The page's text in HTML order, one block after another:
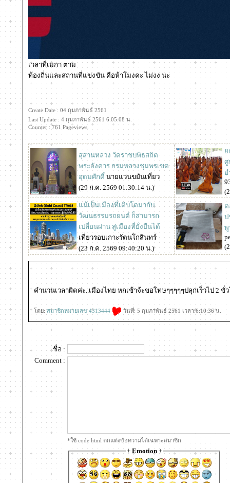
เวลาที่เมกา ตาม
ท้องถิ่นและสถานที่แข่งขัน คือห้าโมงคะ ไม่งง นะ
Create Date : 04 กุมภาพันธ์ 2561
Last Update : 4 กุมภาพันธ์ 2561 6:05:08 น.
Counter : 761 Pageviews.
สุสานหลวง วัดราชบพิธสถิต
พระอังคาร กรมหลวงชุมพรเขต
อุดมศักดิ์ นายแว่นขยันเที่ยว
(29 ก.ค. 2569 01:30:14 น.)
ศู
อ
ม้เป็นเมืองที่เติบโตมากับ
วัฒนธรรมรถยนต์ ก็สามารถ
เปลี่ยนผ่าน สู่เมืองที่ยั่งยืนได้
เที่ยวรอบเกาะรัตนโกสินทร์
(23 ก.ค. 2569 09:40:20 น.)
ป
พู
คำนวนเวลาผิดค่ะ..เมืองไทย หกเช้าจ้ะขอโทษๆๆๆๆๆปลุกเร็วไป 2
ดย:สมาชิกหมายเลข 4313444 วันที่: 5 กุมภาพันธ์ 2561 เวลา:6:10:36 น.
ชื่อ :
Comment :
*ใช้ code html ตกแต่งข้อความได้เฉพาะสมาชิก
+ Emotion+